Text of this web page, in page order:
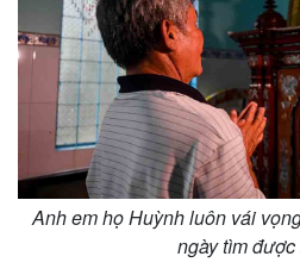
Anh em họ Huỳnh luôn vái
ngày tìm